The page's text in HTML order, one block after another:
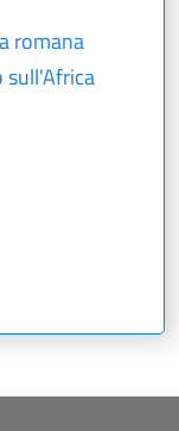
romana
sull'Africa